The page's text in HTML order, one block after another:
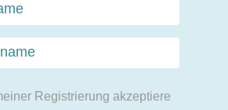
Registrierung akzeptiere